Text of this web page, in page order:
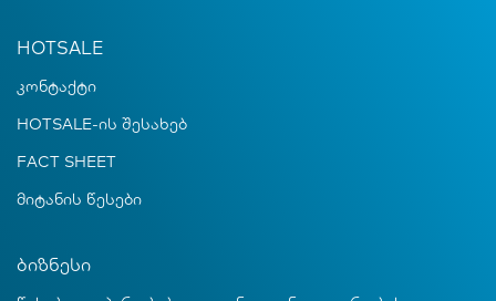
HOTSALE
კონტაქტი
HOTSALE-ის შესახებ
FACT SHEET
მიტანის წესები
ბიზნესი